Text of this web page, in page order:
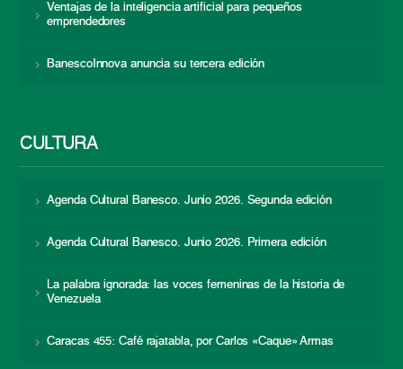
Ventajas de la inteligencia artificial para pequeños
emprendedores
BanescoInnova anuncia su tercera edición
CULTURA
Agenda Cultural Banesco. Junio 2026. Segunda edición
Agenda Cultural Banesco. Junio 2026. Primera edición
La palabra ignorada: las voces femeninas de la historia de
Venezuela
Caracas 455: Café rajatabla, por Carlos «Caque» Armas